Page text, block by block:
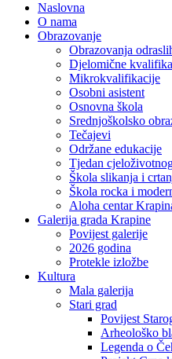
Naslovna
O nama
Obrazovanje
Obrazovanja
Djelomične
Mikrokvalifikacije
Osobni asistent
Osnovna škola
Srednjoškolsko
Tečajevi
Održane edukacije
Tjedan
Škola slikanja i
Škola rocka i
Aloha centar
Galerija grada Krapine
Povijest galerije
2026 godina
Protekle izložbe
Kultura
Mala galerija
Stari grad
Povijest
Arheološko
Legenda o